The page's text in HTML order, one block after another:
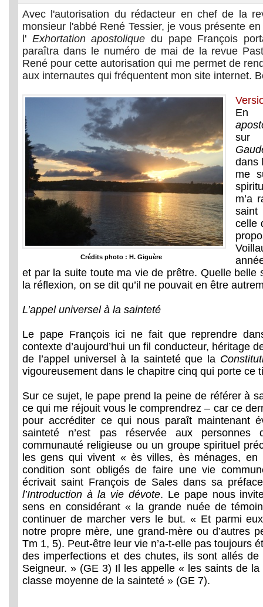
Avec l'autorisation du rédacteur en chef de la
monsieur l'abbé René Tessier, je vous présente
l' Exhortation apostolique du pape François
paraîtra dans le numéro de mai de la revue
René pour cette autorisation qui me permet de
aux internautes qui fréquentent mon site internet.
Crédits photo : H. Giguère
En
sur
dans
me
m’a
celle
et par la suite toute ma vie de prêtre. Quelle belle
la réflexion, on se dit qu’il ne pouvait en être
L’appel universel à la sainteté
Le pape François ici ne fait que reprendre
contexte d’aujourd’hui un fil conducteur, héritage
de l’appel universel à la sainteté que la
vigoureusement dans le chapitre cinq qui porte ce
Sur ce sujet, le pape prend la peine de référer à
ce qui me réjouit vous le comprendrez – car ce
pour accréditer ce qui nous paraît maintenant
sainteté n’est pas réservée aux personnes
communauté religieuse ou un groupe spirituel
les gens qui vivent « ès villes, ès ménages,
condition sont obligés de faire une vie
écrivait saint François de Sales dans sa
l’Introduction à la vie dévote. Le pape nous
sens en considérant « la grande nuée de
continuer de marcher vers le but. « Et parmi
notre propre mère, une grand-mère ou d’autres
Tm 1, 5). Peut-être leur vie n’a-t-elle pas toujours
des imperfections et des chutes, ils sont allés
Seigneur. » (GE 3) Il les appelle « les saints de la
classe moyenne de la sainteté » (GE 7).